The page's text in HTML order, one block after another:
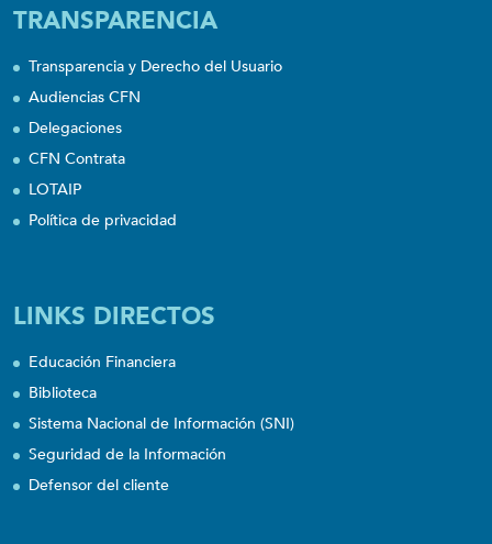
TRANSPARENCIA
Transparencia y Derecho del Usuario
Audiencias CFN
Delegaciones
CFN Contrata
LOTAIP
Política de privacidad
LINKS DIRECTOS
Educación Financiera
Biblioteca
Sistema Nacional de Información (SNI)
Seguridad de la Información
Defensor del cliente